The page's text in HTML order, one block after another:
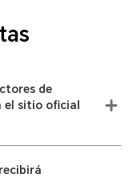
de
el sitio oficial